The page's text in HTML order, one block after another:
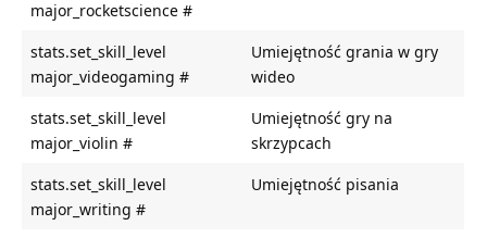
major_rocketscience #
stats.set_skill_level
major_videogaming #
Umiejętność grania w gry
wideo
stats.set_skill_level
major_violin #
Umiejętność gry na
skrzypcach
stats.set_skill_level
major_writing #
Umiejętność pisania